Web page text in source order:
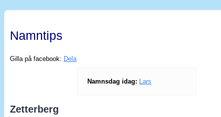
Namntips
Gilla på facebook: Dela
Namnsdag idag: Lars
Zetterberg